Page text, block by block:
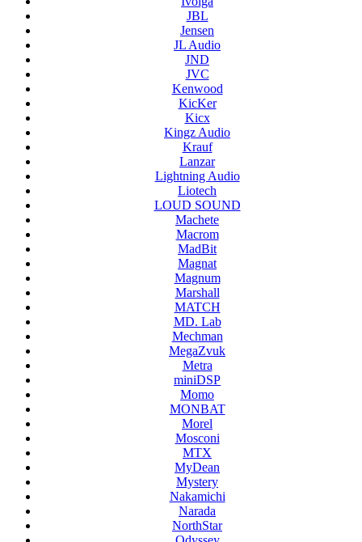
JBL
Jensen
JL Audio
JND
JVC
Kenwood
KicKer
Kicx
Kingz Audio
Krauf
Lanzar
Lightning Audio
Liotech
LOUD SOUND
Machete
Macrom
MadBit
Magnat
Magnum
Marshall
MATCH
MD. Lab
Mechman
MegaZvuk
Metra
miniDSP
Momo
MONBAT
Morel
Mosconi
MTX
MyDean
Mystery
Nakamichi
Narada
NorthStar